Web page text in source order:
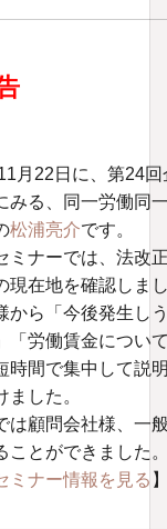
月22日に、第24回
みる、同一労働同
松浦亮介です。
ナーでは、法改
現在地を確認しま
ら「今後発生し
「労働賃金につい
時間で集中して説
ました。
顧問会社様、一
ことができました
ミナー情報を見る